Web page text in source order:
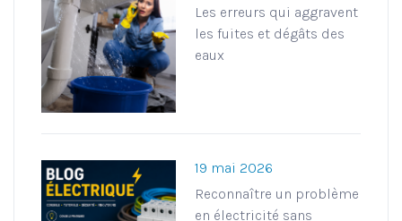
Les erreurs qui aggravent
les fuites et dégâts des
eaux
19 mai 2026
Reconnaître un problème
en électricité sans